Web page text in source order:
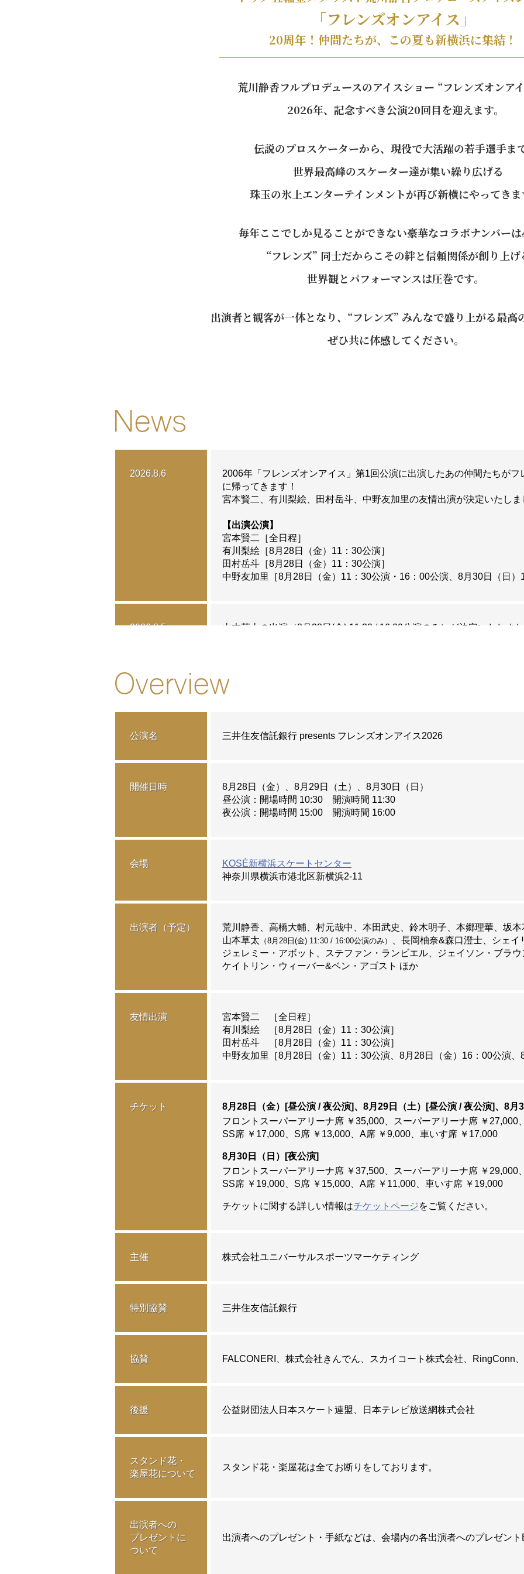
「フレンズオンアイス」
20周年！仲間たちが、この夏も新横浜に集結！
荒川静香フルプロデュースのアイスショー “フレンズオンア
2026年、記念すべき公演20回目を迎えます。
伝説のプロスケーターから、 現役で大活躍の若手選手まで
世界最高峰のスケーター達が集い繰り広げる
珠玉の氷上エンターテインメントが再び新横にやってきま
毎年ここでしか見ることができない豪華なコラボナンバーは
“フレンズ” 同士だからこその絆と信頼関係が創り上げ
世界観とパフォーマンスは圧巻です。
出演者と観客が一体となり、 “フレンズ” みんなで盛り上がる最高
ぜひ共に体感してください。
2026.8.6
2006年「フレンズオンアイス」第1回公演に出演したあの仲間たちが
に帰ってきます！
宮本賢二、有川梨絵、田村岳斗、中野友加里の友情出演が決定いたしま
【出演公演】
宮本賢二［全日程］
有川梨絵［8月28日（金）11：30公演］
田村岳斗［8月28日（金）11：30公演］
中野友加里［8月28日（金）11：30公演・16：00公演、8月30日（日）
2026.8.5 山本草太の出演（8月28日(金) 11:30 / 16:00公演のみ）が決定いたしまし
2026.7.28
「Dear Friends」の開催が決定いたしました！
応募申込詳細は
2026.7.24
8月28日（金）16時公演限定「フレンズアフタートークショー」の出演
「フレンズオンアイス2026」タイトルスポンサー決定のお知らせ
ケイトリン・ウィーバー&ベン・アゴストの出演が決定いたしました。
2026.7.3 青木祐奈の出演が決定いたしました。
出演KIDSの募集を開始しました。詳しくは「
（募集は終了いたしました）
2026.6.23 出演スケーターの募集を開始しました。詳しくは「Get the Chance 」
（募集は終了いたしました）
「フレンズオンアイス2026」オフィシャルスポンサー決定のお知らせ
ELECTOREが「フレンズオンアイス2026」オフィシャルスポンサーに
株式会社JTBが「フレンズオンアイス2026」オフィシャルスポンサーに
2026.5.15 坂本花織の出演が決定いたしました。
2026.5.15
「フレンズオンアイス2026」オフィシャルスポンサー決定のお知らせ
2026.4.15
「フレンズオンアイス2026」オフィシャルスポンサー決定のお知らせ
公演名 三井住友信託銀行 presents フレンズオンアイス2026
開催日時
8月28日（金）、8月29日（土）、8月30日（日）
昼公演：開場時間 10:30 開演時間 11:30
夜公演：開場時間 15:00 開演時間 16:00
会場
KOSÉ新横浜スケートセンター
神奈川県横浜市港北区新横浜2-11
出演者（予定） 荒川静香 高橋大輔 村元哉中 本田武史 鈴木明子 本郷理華 坂本
山本草太 （8月28日(金) 11:30 / 16:00公演のみ） 長岡柚奈&森口澄士
シェイ
ジェレミー・アボット
ステファン・ランビエル
ジェイソン・ブラウ
ケイトリン・ウィーバー&ベン・アゴスト
友情出演 宮本賢二
［全日程］
有川梨絵
［8月28日（金）11：30公演］
田村岳斗
［8月28日（金）11：30公演］
中野友加里
［8月28日（金）11：30公演、 8月28日（金）16：00公演、
チケット 8月28日（金）[昼公演 / 夜公演] 8月29日（土）[昼公演 / 夜公演]
8月
フロントスーパーアリーナ席 ￥35,000
スーパーアリーナ席 ￥27,000
SS席 ￥17,000
S席 ￥13,000 A席 ￥9,000 車いす席 ￥17,000
8月30日（日）[夜公演]
フロントスーパーアリーナ席 ￥37,500
スーパーアリーナ席 ￥29,000
SS席 ￥19,000
S席 ￥15,000 A席 ￥11,000 車いす席 ￥19,000
チケットに関する詳しい情報はチケットページをご覧ください。
主催 株式会社ユニバーサルスポーツマーケティング
特別協賛 三井住友信託銀行
協賛 FALCONERI 株式会社きんでん スカイコート株式会社 RingConn
後援 公益財団法人日本スケート連盟 日本テレビ放送網株式会社
スタンド花・
楽屋花について
スタンド花・楽屋花は全てお断りをしております。
出演者への
プレゼントに
ついて
出演者へのプレゼント・手紙などは、会場内の各出演者へのプレゼント